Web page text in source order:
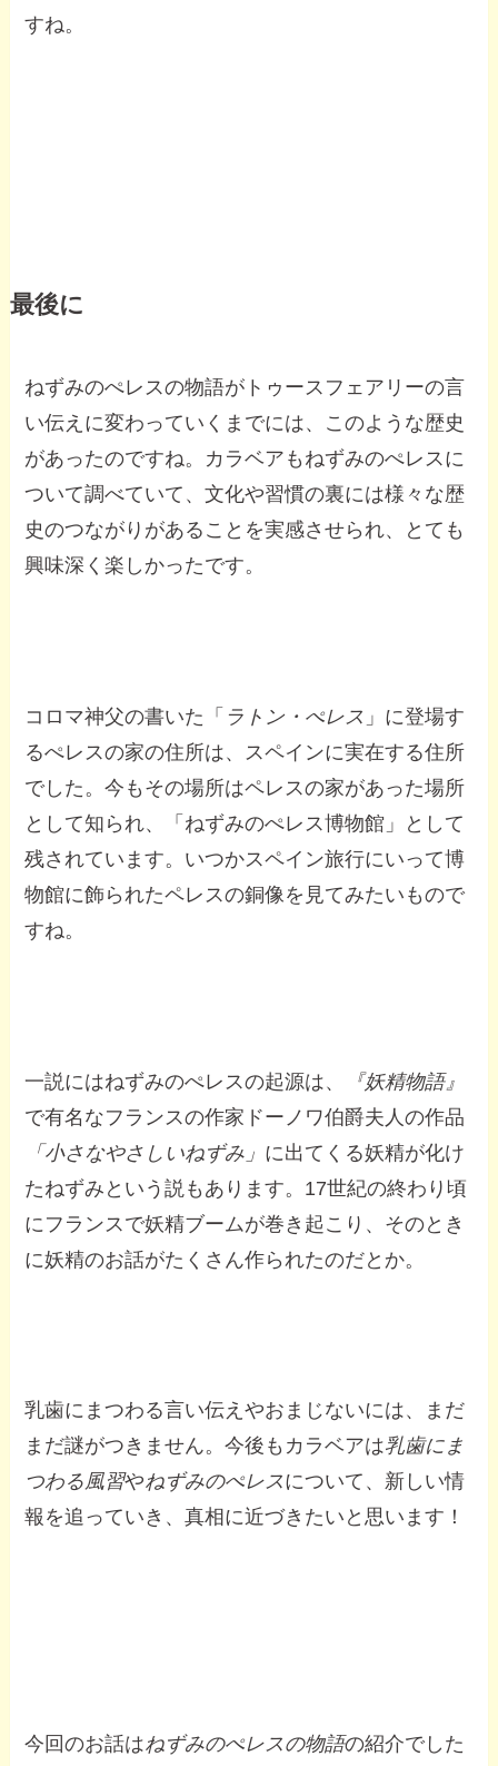
すね。
最後に
ねずみのぺレスの物語がトゥースフェアリーの言
い伝えに変わっていくまでには、このような歴史
があったのですね。カラベアもねずみのぺレスに
ついて調べていて、文化や習慣の裏には様々な歴
史のつながりがあることを実感させられ、とても
興味深く楽しかったです。
コロマ神父の書いた「 ラトン・ぺレス 」に登場す
るぺレスの家の住所は、スペインに実在する住所
でした。今もその場所はペレスの家があった場所
として知られ、「ねずみのぺレス博物館」として
残されています。いつかスペイン旅行にいって博
物館に飾られたペレスの銅像を見てみたいもので
すね。
一説にはねずみのぺレスの起源は、
『妖精物語』
で有名なフランスの作家ドーノワ伯爵夫人の作品
「小さなやさしいねずみ」 に出てくる妖精が化け
たねずみという説もあります。17世紀の終わり頃
にフランスで妖精ブームが巻き起こり、そのとき
に妖精のお話がたくさん作られたのだとか。
乳歯にまつわる言い伝えやおまじないには、まだ
まだ謎がつきません。今後もカラベアは乳歯にま
つわる風習やねずみのぺレスについて、新しい情
報を追っていき、真相に近づきたいと思います！
今回のお話はねずみのぺレスの物語の紹介でした